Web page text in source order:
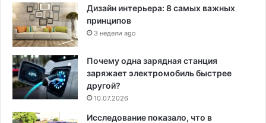
Дизайн интерьера: 8 самых важных
принципов
3 недели ago
Почему одна зарядная станция
заряжает электромобиль быстрее
другой?
10.07.2026
Исследование показало, что в